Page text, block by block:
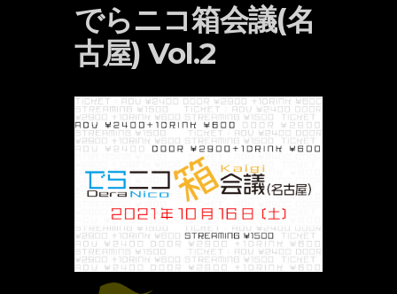
でらニコ箱会議(名
古屋) Vol.2